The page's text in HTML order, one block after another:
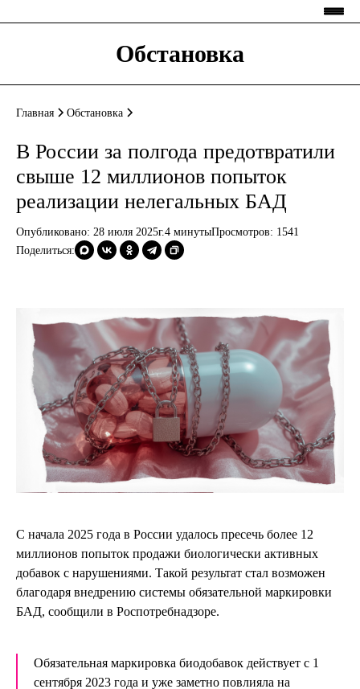
Обстановка
Главная Обстановка
В России за полгода предотвратили
свыше 12 миллионов попыток
реализации нелегальных БАД
Опубликовано: 28 июля 2025г.4 минутыПросмотров: 1541
Поделиться:
С начала 2025 года в России удалось пресечь более 12
миллионов попыток продажи биологически активных
добавок с нарушениями. Такой результат стал возможен
благодаря внедрению системы обязательной маркировки
БАД, сообщили в Роспотребнадзоре.
Обязательная маркировка биодобавок действует с 1
сентября 2023 года и уже заметно повлияла на